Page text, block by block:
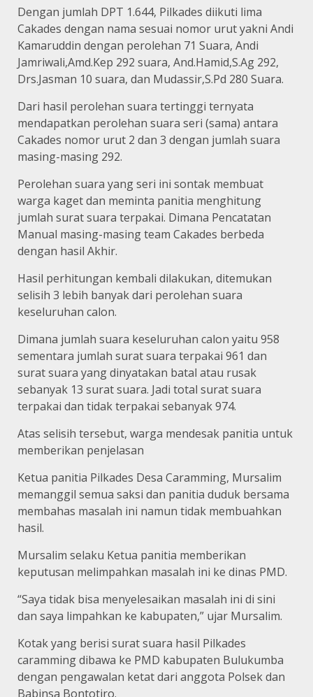
Dengan jumlah DPT 1.644, Pilkades diikuti lima
Cakades dengan nama sesuai nomor urut yakni Andi
Kamaruddin dengan perolehan 71 Suara, Andi
Jamriwali,Amd.Kep 292 suara, And.Hamid,S.Ag 292,
Drs.Jasman 10 suara, dan Mudassir,S.Pd 280 Suara.
Dari hasil perolehan suara tertinggi ternyata
mendapatkan perolehan suara seri (sama) antara
Cakades nomor urut 2 dan 3 dengan jumlah suara
masing-masing 292.
Perolehan suara yang seri ini sontak membuat
warga kaget dan meminta panitia menghitung
jumlah surat suara terpakai. Dimana Pencatatan
Manual masing-masing team Cakades berbeda
dengan hasil Akhir.
Hasil perhitungan kembali dilakukan, ditemukan
selisih 3 lebih banyak dari perolehan suara
keseluruhan calon.
Dimana jumlah suara keseluruhan calon yaitu 958
sementara jumlah surat suara terpakai 961 dan
surat suara yang dinyatakan batal atau rusak
sebanyak 13 surat suara. Jadi total surat suara
terpakai dan tidak terpakai sebanyak 974.
Atas selisih tersebut, warga mendesak panitia untuk
memberikan penjelasan
Ketua panitia Pilkades Desa Caramming, Mursalim
memanggil semua saksi dan panitia duduk bersama
membahas masalah ini namun tidak membuahkan
hasil.
Mursalim selaku Ketua panitia memberikan
keputusan melimpahkan masalah ini ke dinas PMD.
“Saya tidak bisa menyelesaikan masalah ini di sini
dan saya limpahkan ke kabupaten,” ujar Mursalim.
Kotak yang berisi surat suara hasil Pilkades
caramming dibawa ke PMD kabupaten Bulukumba
dengan pengawalan ketat dari anggota Polsek dan
Babinsa Bontotiro.